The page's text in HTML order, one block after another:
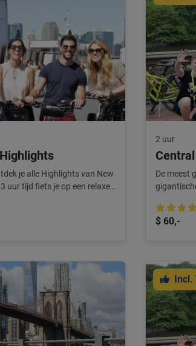
je alle Highlights van New
uur tijd fiets je op een relaxed
naar New York compleet
2 uur
De meest
$ 60,-
Incl.